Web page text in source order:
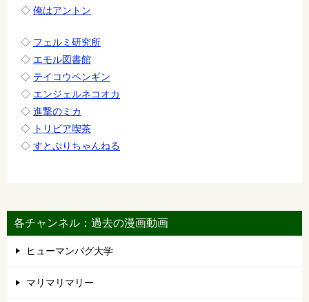
◇ 俺はアントン
◇ フェルミ研究所
◇ エモル図書館
◇ テイコウペンギン
◇ エンジェルネコオカ
◇ 進撃のミカ
◇ トリビア喫茶
◇ すとぷりちゃんねる
各チャンネル：過去の漫画動画
ヒューマンバグ大学
マリマリマリー